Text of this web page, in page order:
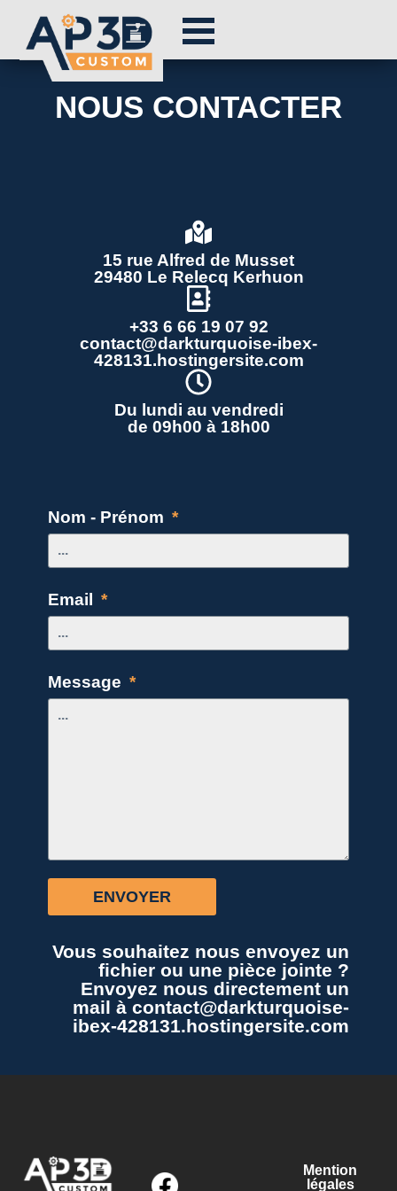
NOUS CONTACTER
15 rue Alfred de Musset
29480 Le Relecq Kerhuon
+33 6 66 19 07 92
contact@darkturquoise-ibex-
428131.hostingersite.com
Du lundi au vendredi
de 09h00 à 18h00
Nom - Prénom
Email
Message
ENVOYER
Vous souhaitez nous envoyez un
fichier ou une pièce jointe ?
Envoyez nous directement un
mail à contact@darkturquoise-
ibex-428131.hostingersite.com
Mention
légales